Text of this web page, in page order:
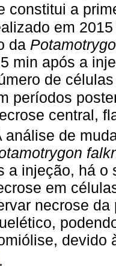
constitui a
em
da
min após a
de
períodos
central,
análise de
a injeção, há
em
necrose
devido
.